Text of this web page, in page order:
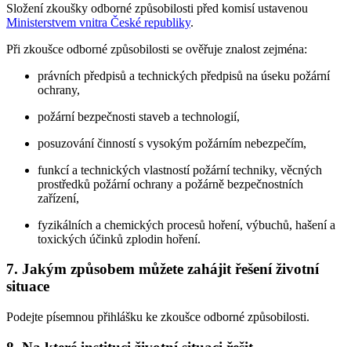
Složení zkoušky odborné způsobilosti před komisí ustavenou
Ministerstvem vnitra České republiky.
Při zkoušce odborné způsobilosti se ověřuje znalost zejména:
právních předpisů a technických předpisů na úseku požární
ochrany,
požární bezpečnosti staveb a technologií,
posuzování činností s vysokým požárním nebezpečím,
funkcí a technických vlastností požární techniky, věcných
prostředků požární ochrany a požárně bezpečnostních
zařízení,
fyzikálních a chemických procesů hoření, výbuchů, hašení a
toxických účinků zplodin hoření.
7. Jakým způsobem můžete zahájit řešení životní
situace
Podejte písemnou přihlášku ke zkoušce odborné způsobilosti.